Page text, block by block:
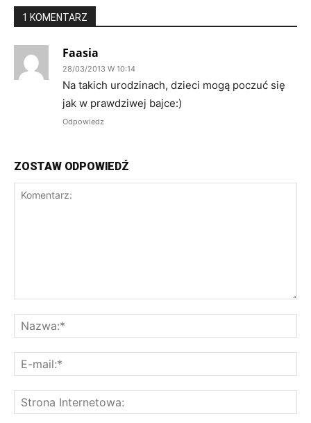
1 KOMENTARZ
Faasia
28/03/2013 W 10:14
Na takich urodzinach, dzieci mogą poczuć się
jak w prawdziwej bajce:)
Odpowiedz
ZOSTAW ODPOWIEDŹ